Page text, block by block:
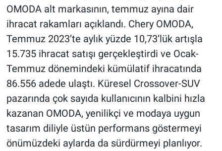
OMODA alt markasının, temmuz ayına dair
ihracat rakamları açıklandı. Chery OMODA,
Temmuz 2023’te aylık yüzde 10,73’lük artışla
15.735 ihracat satışı gerçekleştirdi ve Ocak-
Temmuz dönemindeki kümülatif ihracatında
86.556 adede ulaştı. Küresel Crossover-SUV
pazarında çok sayıda kullanıcının kalbini hızla
kazanan OMODA, yenilikçi ve modaya uygun
tasarım diliyle üstün performans göstermeyi
önümüzdeki aylarda da sürdürmeyi planlıyor.